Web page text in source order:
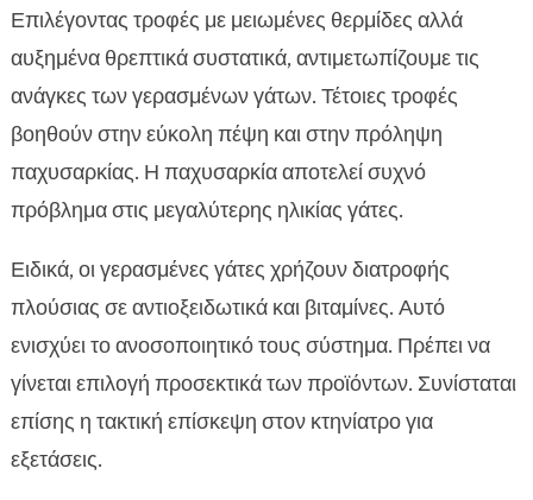
Επιλέγοντας τροφές με μειωμένες θερμίδες αλλά
αυξημένα θρεπτικά συστατικά, αντιμετωπίζουμε τις
ανάγκες των γερασμένων γάτων. Τέτοιες τροφές
βοηθούν στην εύκολη πέψη και στην πρόληψη
παχυσαρκίας. Η παχυσαρκία αποτελεί συχνό
πρόβλημα στις μεγαλύτερης ηλικίας γάτες.
Ειδικά, οι γερασμένες γάτες χρήζουν διατροφής
πλούσιας σε αντιοξειδωτικά και βιταμίνες. Αυτό
ενισχύει το ανοσοποιητικό τους σύστημα. Πρέπει να
γίνεται επιλογή προσεκτικά των προϊόντων. Συνίσταται
επίσης η τακτική επίσκεψη στον κτηνίατρο για
εξετάσεις.